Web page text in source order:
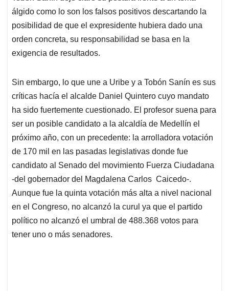
álgido como lo son los falsos positivos descartando la
posibilidad de que el expresidente hubiera dado una
orden concreta, su responsabilidad se basa en la
exigencia de resultados.
Sin embargo, lo que une a Uribe y a Tobón Sanín es sus
críticas hacía el alcalde Daniel Quintero cuyo mandato
ha sido fuertemente cuestionado. El profesor suena para
ser un posible candidato a la alcaldía de Medellín el
próximo año, con un precedente: la arrolladora votación
de 170 mil en las pasadas legislativas donde fue
candidato al Senado del movimiento Fuerza Ciudadana
-del gobernador del Magdalena Carlos Caicedo-.
Aunque fue la quinta votación más alta a nivel nacional
en el Congreso, no alcanzó la curul ya que el partido
político no alcanzó el umbral de 488.368 votos para
tener uno o más senadores.